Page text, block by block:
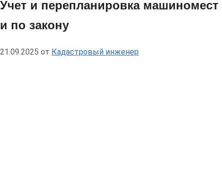
Учет и перепланировка машиномест
и по закону
21.09.2025 от Кадастровый инженер